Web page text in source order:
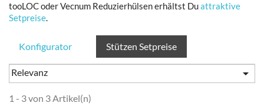
tooLOC oder Vecnum Reduzierhülsen erhältst Duattraktive
Setpreise.
Konfigurator Stützen Setpreise
Relevanz 
1 - 3 von 3 Artikel(n)